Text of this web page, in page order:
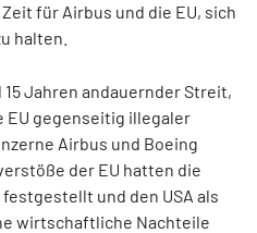
für Airbus und die EU, sich
halten.
Jahren andauernder Streit,
EU gegenseitig illegaler
Airbus und Boeing
der EU hatten die
und den USA als
wirtschaftliche Nachteile